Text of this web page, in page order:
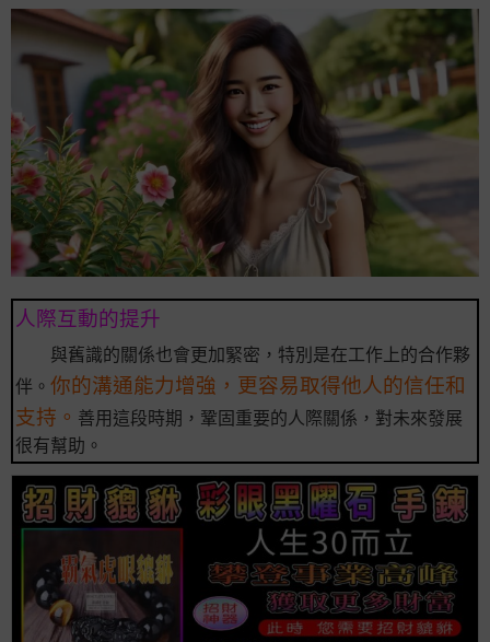
人際互動的提升
與舊識的關係也會更加緊密，特別是在工作上的合作夥
伴。 你的溝通能力增強，更容易取得他人的信任和
支持。 善用這段時期，鞏固重要的人際關係，對未來發展
很有幫助。